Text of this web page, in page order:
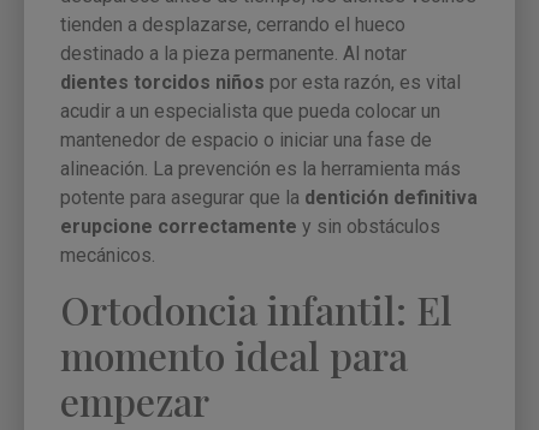
tienden a desplazarse, cerrando el hueco
destinado a la pieza permanente. Al notar
dientes torcidos niños por esta razón, es vital
acudir a un especialista que pueda colocar un
mantenedor de espacio o iniciar una fase de
alineación. La prevención es la herramienta más
potente para asegurar que la dentición definitiva
erupcione correctamente y sin obstáculos
mecánicos.
Ortodoncia infantil: El
momento ideal para
empezar